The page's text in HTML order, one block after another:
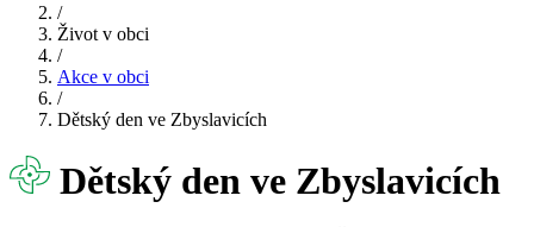
/
Život v obci
/
Akce v obci
/
Dětský den ve Zbyslavicích
Dětský den ve Zbyslavicích